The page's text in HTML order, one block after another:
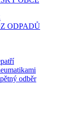
ODPADŮ
odběr